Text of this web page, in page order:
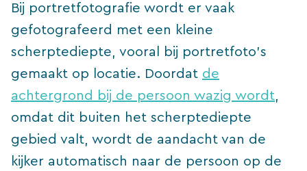
Bij portretfotografie wordt er vaak
gefotografeerd met een kleine
scherptediepte, vooral bij portretfoto’s
gemaakt op locatie. Doordat de
achtergrond bij de persoon wazig wordt
omdat dit buiten het scherptediepte
gebied valt, wordt de aandacht van de
kijker automatisch naar de persoon op de